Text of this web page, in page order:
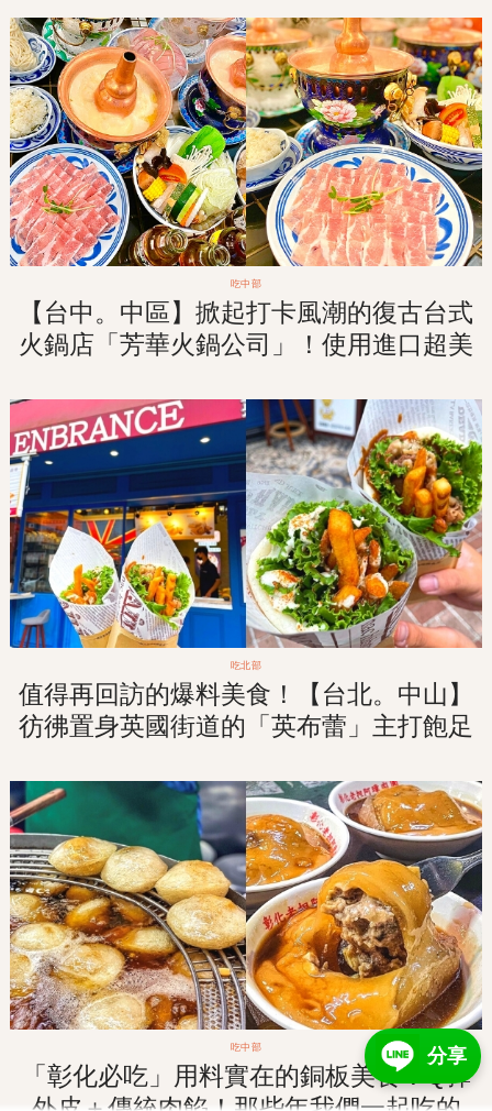
分享
吃中部
【台中。中區】掀起打卡風潮的復古台式
火鍋店「芳華火鍋公司」！使用進口超美
吃北部
值得再回訪的爆料美食！【台北。中山】
彷彿置身英國街道的「英布蕾」主打飽足
吃中部
「彰化必吃」用料實在的銅板美食！Q彈